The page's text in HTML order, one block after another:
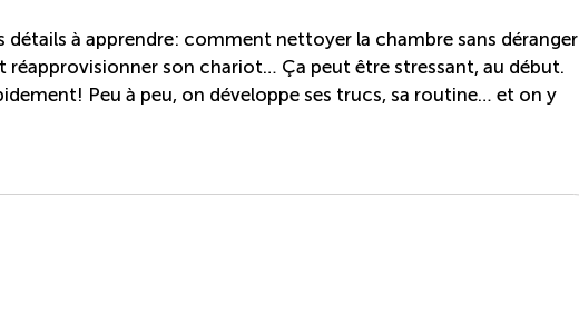
détails à apprendre: comment nettoyer la chambre sans déranger
son chariot… Ça peut être stressant, au début.
Peu à peu, on développe ses trucs, sa routine… et on y